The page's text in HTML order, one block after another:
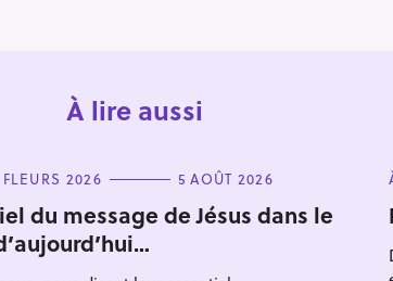
À lire aussi
FLEURS 2026 5 AOÛT 2026
du message de Jésus dans le